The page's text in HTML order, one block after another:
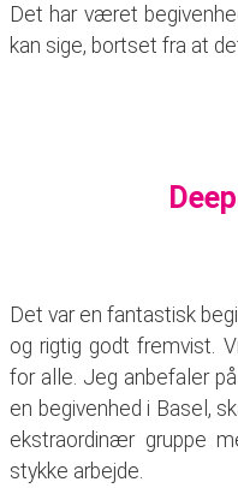
Det har været
kan sige, bortset fra at
Det var en fantastisk
og rigtig godt fremvist.
for alle. Jeg anbefaler
en begivenhed i Basel,
ekstraordinær gruppe
stykke arbejde.